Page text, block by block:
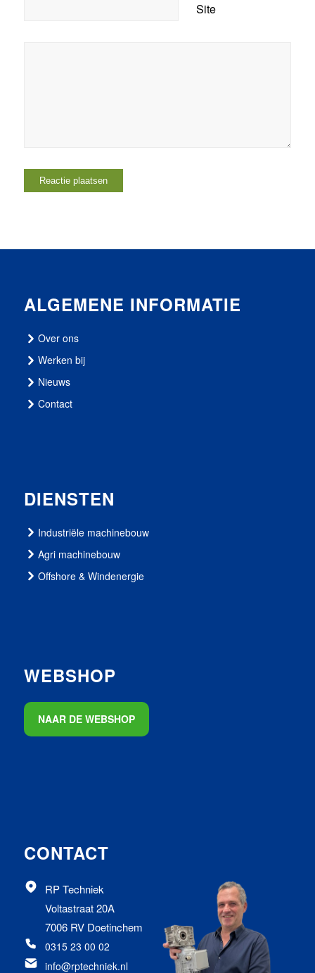
Site
ALGEMENE INFORMATIE
Over ons
Werken bij
Nieuws
Contact
DIENSTEN
Industriële machinebouw
Agri machinebouw
Offshore & Windenergie
WEBSHOP
NAAR DE WEBSHOP
CONTACT
RP Techniek
Voltastraat 20A
7006 RV Doetinchem
0315 23 00 02
info@rptechniek.nl